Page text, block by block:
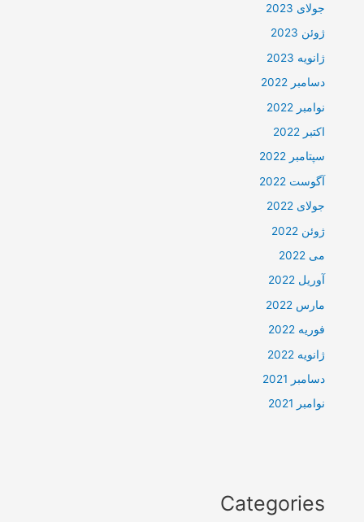
جولای 2023
ژوئن 2023
ژانویه 2023
دسامبر 2022
نوامبر 2022
اکتبر 2022
سپتامبر 2022
آگوست 2022
جولای 2022
ژوئن 2022
می 2022
آوریل 2022
مارس 2022
فوریه 2022
ژانویه 2022
دسامبر 2021
نوامبر 2021
Categories